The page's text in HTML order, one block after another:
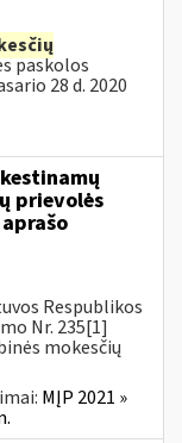
paskolos
28 d. 2020
prievolės
Respublikos
Nr. 235[1]
mokesčių
MĮP 2021 »